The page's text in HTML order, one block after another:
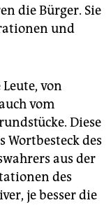
die Bürger. Sie
und
von
vom
Diese
Wortbesteck des
aus der
des
je besser die